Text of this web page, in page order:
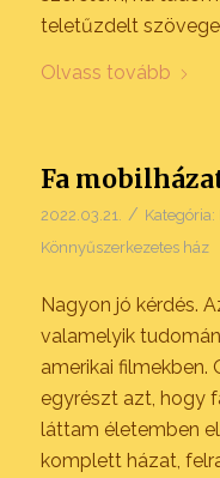
teletűzdelt
Olvass tovább
Fa
2022.03.21. / Kategória:
Könnyűszerkezetes ház
Nagyon jó kérdés.
valamelyik
amerikai
egyrészt azt, hogy
láttam életemben
komplett házat,